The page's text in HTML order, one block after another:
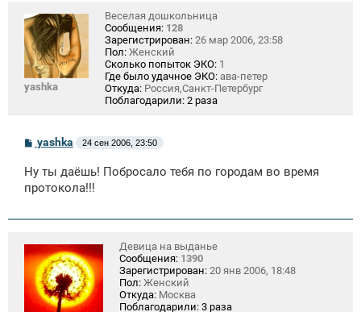
yashka
Веселая дошкольница
Сообщения: 128
Зарегистрирован: 26 мар 2006, 23:58
Пол: Женский
Сколько попыток ЭКО: 1
Где было удачное ЭКО: ава-петер
Откуда: Россия,Санкт-Петербург
Поблагодарили: 2 раза
С
о
б
щ
е
и
yashka 24 сен 2006, 23:50
Ну ты даёшь! Побросало тебя по городам во время
протокола!!!
Девица на выданье
Сообщения: 1390
Зарегистрирован: 20 янв 2006, 18:48
Пол: Женский
Откуда: Москва
Поблагодарили: 3 раза